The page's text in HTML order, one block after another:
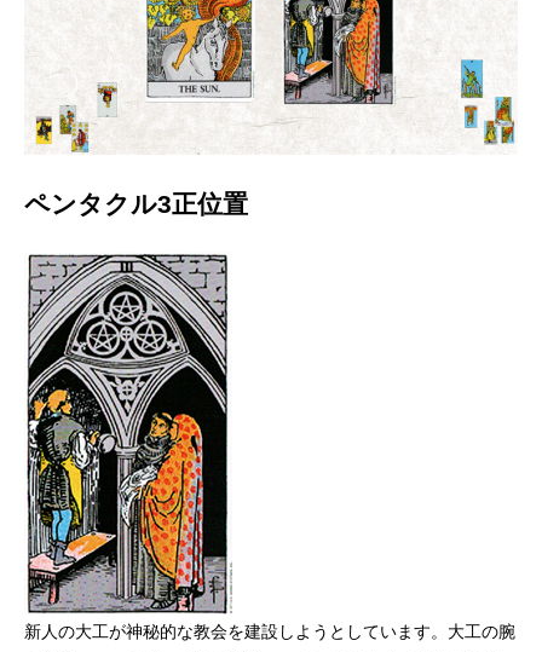
ペンタクル3正位置
新人の大工が神秘的な教会を建設しようとしています。大工の腕